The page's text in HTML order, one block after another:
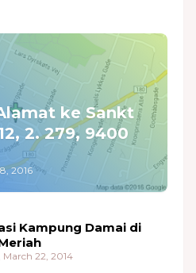
ke Sankt
2. 279, 9400
2016
Kampung Damai di
March 22, 2014